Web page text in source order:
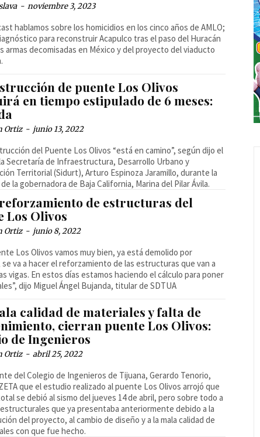
- noviembre 3, 2023
años de AMLO;
para reconstruir Acapulco tras el paso del Huracán
armas decomisadas en México y del proyecto del viaducto
de puente Los Olivos
en tiempo estipulado de 6 meses:
Ortiz - junio 13, 2022
del Puente Los Olivos “está en camino”, según dijo el
Secretaría de Infraestructura, Desarrollo Urbano y
Territorial (Sidurt), Arturo Espinoza Jaramillo, durante la
la gobernadora de Baja California, Marina del Pilar Ávila.
de estructuras del
Los Olivos
Ortiz - junio 8, 2022
Los Olivos vamos muy bien, ya está demolido por
va a hacer el reforzamiento de las estructuras que van a
vigas. En estos días estamos haciendo el cálculo para poner
dijo Miguel Ángel Bujanda, titular de SDTUA
calidad de materiales y falta de
cierran puente Los Olivos:
de Ingenieros
Ortiz - abril 25, 2022
del Colegio de Ingenieros de Tijuana, Gerardo Tenorio,
que el estudio realizado al puente Los Olivos arrojó que
se debió al sismo del jueves 14 de abril, pero sobre todo a
que ya presentaba anteriormente debido a la
del proyecto, al cambio de diseño y a la mala calidad de
con que fue hecho.